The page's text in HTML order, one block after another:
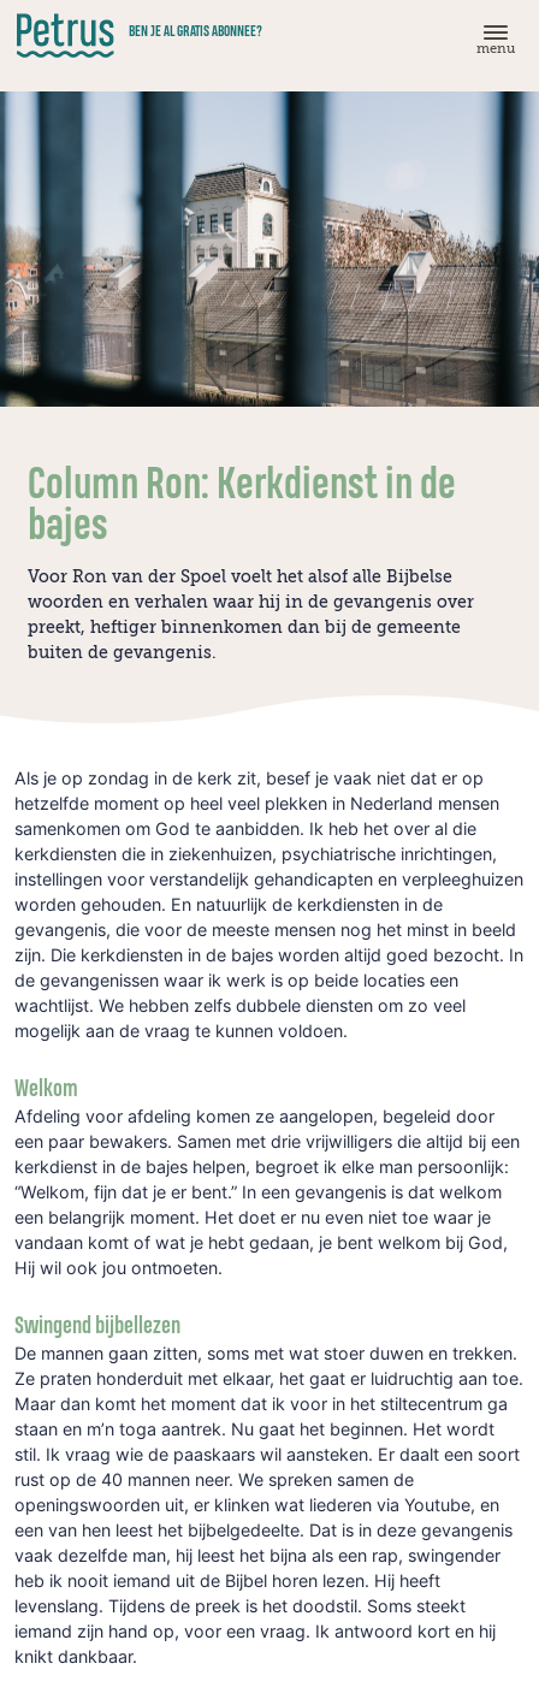
Doorgaan
naar
hoofdinhoud
BEN JE AL GRATIS ABONNEE?
menu
Column Ron: Kerkdienst in de
bajes
Voor Ron van der Spoel voelt het alsof alle Bijbelse
woorden en verhalen waar hij in de gevangenis over
preekt, heftiger binnenkomen dan bij de gemeente
buiten de gevangenis.
Als je op zondag in de kerk zit, besef je vaak niet dat er op
hetzelfde moment op heel veel plekken in Nederland mensen
samenkomen om God te aanbidden. Ik heb het over al die
kerkdiensten die in ziekenhuizen, psychiatrische inrichtingen,
instellingen voor verstandelijk gehandicapten en verpleeghuizen
worden gehouden. En natuurlijk de kerkdiensten in de
gevangenis, die voor de meeste mensen nog het minst in beeld
zijn. Die kerkdiensten in de bajes worden altijd goed bezocht. In
de gevangenissen waar ik werk is op beide locaties een
wachtlijst. We hebben zelfs dubbele diensten om zo veel
mogelijk aan de vraag te kunnen voldoen.
Welkom
Afdeling voor afdeling komen ze aangelopen, begeleid door
een paar bewakers. Samen met drie vrijwilligers die altijd bij een
kerkdienst in de bajes helpen, begroet ik elke man persoonlijk:
“Welkom, fijn dat je er bent.” In een gevangenis is dat welkom
een belangrijk moment. Het doet er nu even niet toe waar je
vandaan komt of wat je hebt gedaan, je bent welkom bij God,
Hij wil ook jou ontmoeten.
Swingend bijbellezen
De mannen gaan zitten, soms met wat stoer duwen en trekken.
Ze praten honderduit met elkaar, het gaat er luidruchtig aan toe.
Maar dan komt het moment dat ik voor in het stiltecentrum ga
staan en m’n toga aantrek. Nu gaat het beginnen. Het wordt
stil. Ik vraag wie de paaskaars wil aansteken. Er daalt een soort
rust op de 40 mannen neer. We spreken samen de
openingswoorden uit, er klinken wat liederen via Youtube, en
een van hen leest het bijbelgedeelte. Dat is in deze gevangenis
vaak dezelfde man, hij leest het bijna als een rap, swingender
heb ik nooit iemand uit de Bijbel horen lezen. Hij heeft
levenslang. Tijdens de preek is het doodstil. Soms steekt
iemand zijn hand op, voor een vraag. Ik antwoord kort en hij
knikt dankbaar.